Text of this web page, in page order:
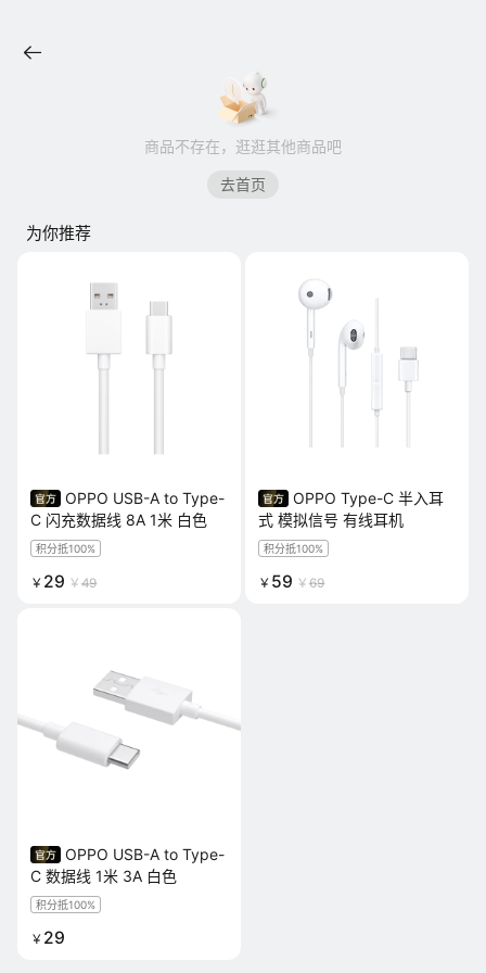
商品不存在，逛逛其他商品吧
去首页
为你推荐
OPPO USB-A to Type-
C 闪充数据线 8A 1米 白色
积分抵100%
￥ 29 ￥ 49
OPPO Type-C 半入耳
式 模拟信号 有线耳机
积分抵100%
￥ 59 ￥ 69
OPPO USB-A to Type-
C 数据线 1米 3A 白色
积分抵100%
￥ 29